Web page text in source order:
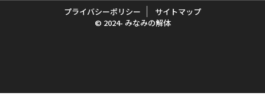
プライバシーポリシー
サイトマップ
© 2024- みなみの解体